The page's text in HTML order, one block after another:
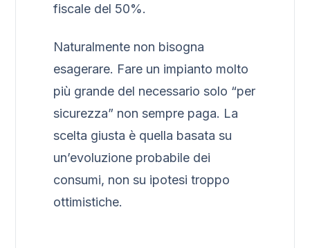
fiscale del 50%.
Naturalmente non bisogna
esagerare. Fare un impianto molto
più grande del necessario solo “per
sicurezza” non sempre paga. La
scelta giusta è quella basata su
un’evoluzione probabile dei
consumi, non su ipotesi troppo
ottimistiche.